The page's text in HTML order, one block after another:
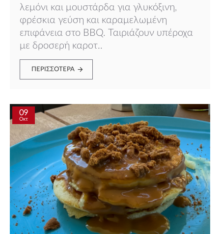
λεμόνι και μουστάρδα για γλυκόξινη,
φρέσκια γεύση και καραμελωμένη
επιφάνεια στο BBQ. Ταιριάζουν υπέροχα
με δροσερή καροτ..
ΠΕΡΙΣΣΌΤΕΡΑ
09
Οκτ